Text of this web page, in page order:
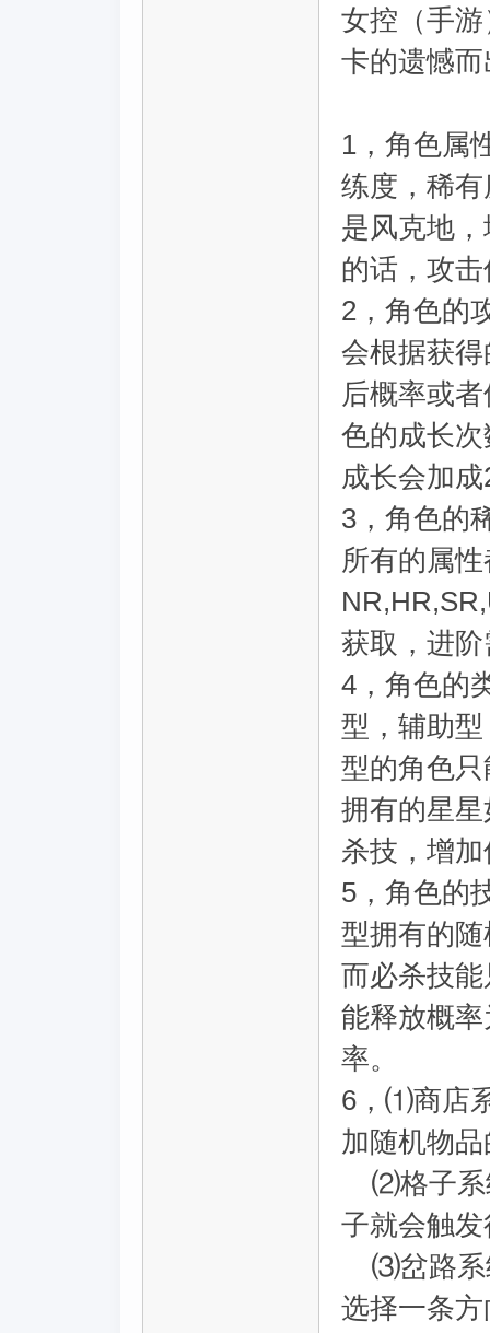
女控（手
卡的遗憾
1，角色属
练度，稀
是风克地
的话，攻
2，角色的
会根据获
后概率或
色的成长
成长会加
3，角色的
所有的属
获取，进
4，角色的
型，辅助
型的角色
拥有的星
杀技，增
5，角色的
型拥有的
而必杀技
能释放概
率。
6，⑴商店
加随机物
⑵格子系
子就会触
⑶岔路系
选择一条